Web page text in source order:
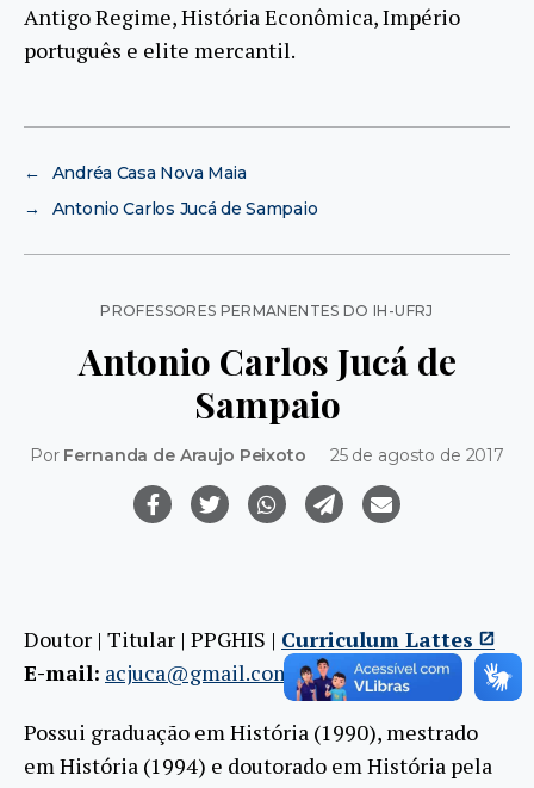
Antigo Regime, História Econômica, Império
português e elite mercantil.
←
Andréa Casa Nova Maia
→
Antonio Carlos Jucá de Sampaio
Categorias
PROFESSORES PERMANENTES DO IH-UFRJ
Antonio Carlos Jucá de
Sampaio
Por Fernanda de Araujo Peixoto 25 de agosto de 2017
Doutor | Titular | PPGHIS | Curriculum Lattes
E-mail: acjuca@gmail.com
Possui graduação em História (1990), mestrado
em História (1994) e doutorado em História pela